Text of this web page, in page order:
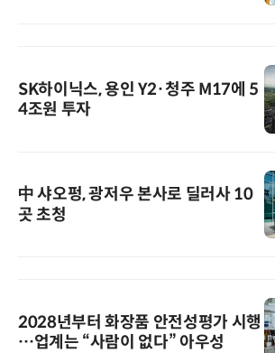
SK하이닉스, 용인 Y2·청주 M17에 5
4조원 투자
中 샤오펑, 광저우 본사로 딜러사 10
곳 초청
2028년부터 화장품 안전성평가 시행
…업계는 “사람이 없다” 아우성